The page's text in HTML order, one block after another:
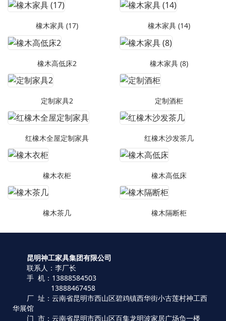
橡木家具 (17) 橡木家具 (14)
橡木高低床2 橡木家具 (8)
定制家具2 定制酒柜
红橡木全屋定制家具 红橡木沙发茶几
橡木衣柜 橡木高低床
橡木茶几 橡木隔断柜
昆明神工家具集团有限公司
联系人：李厂长
手 机：13888584503
13888467458
厂 址：云南省昆明市西山区碧鸡镇西华街小古莲村神工西
华展馆
门 市：云南省昆明市西山区百集龙明波家居广场负一楼